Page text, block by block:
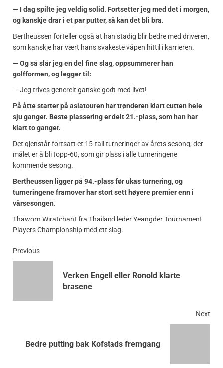
— I dag spilte jeg veldig solid. Fortsetter jeg med det i morgen,
og kanskje drar i et par putter, så kan det bli bra.
Bertheussen forteller også at han stadig blir bedre med driveren,
som kanskje har vært hans svakeste våpen hittil i karrieren.
— Og så slår jeg en del fine slag, oppsummerer han
golfformen, og legger til:
— Jeg trives generelt ganske godt med livet!
På åtte starter på asiatouren har trønderen klart cutten hele
sju ganger. Beste plassering er delt 21.-plass, som han har
klart to ganger.
Det gjenstår fortsatt et 15-tall turneringer av årets sesong, der
målet er å bli topp-60, som gir plass i alle turneringene
kommende sesong.
Bertheussen ligger på 94.-plass før ukas turnering, og
turneringene framover har stort sett høyere premier enn i
vårsesongen.
Thaworn Wiratchant fra Thailand leder Yeangder Tournament
Players Championship med ett slag.
Previous
Verken Engell eller Ronold klarte
brasene
Next
Bedre putting bak Kofstads fremgang